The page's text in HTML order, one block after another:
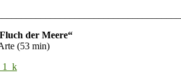
der Meere“
(53 min)